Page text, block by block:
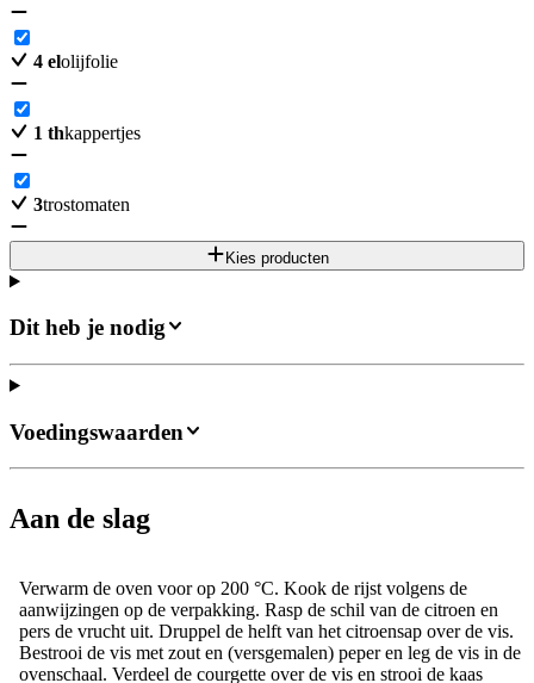
4 elolijfolie
1 thkappertjes
3trostomaten
Kies producten
Dit heb je nodig
Aan de slag
Verwarm de oven voor op 200 °C. Kook de rijst volgens de
aanwijzingen op de verpakking. Rasp de schil van de citroen en
pers de vrucht uit. Druppel de helft van het citroensap over de vis.
Bestrooi de vis met zout en (versgemalen) peper en leg de vis in de
ovenschaal. Verdeel de courgette over de vis en strooi de kaas
Voedingswaarden